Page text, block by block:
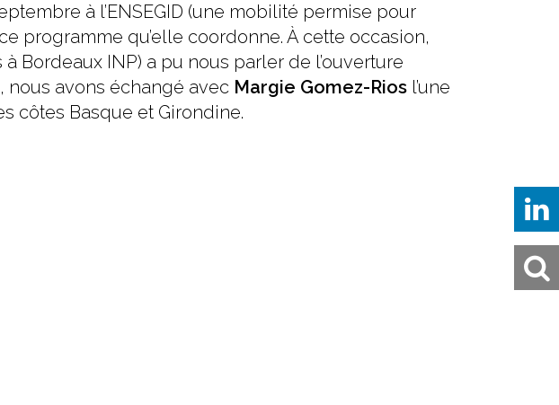
à l’ENSEGID (une mobilité permise pour
programme qu’elle coordonne. À cette occasion,
Bordeaux INP) a pu nous parler de l’ouverture
nous avons échangé avec Margie Gomez-Rios l’une
côtes Basque et Girondine.